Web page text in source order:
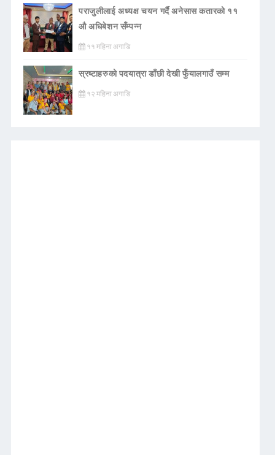
पराजुलीलाई अध्यक्ष चयन गर्दै अनेसास कतारको ११
औ अधिबेशन सँम्पन्न
११ महिना अगाडि
स्रष्टाहरुको पदयात्रा डाँछी देखी फुँयालगाउँ सम्म
१२ महिना अगाडि